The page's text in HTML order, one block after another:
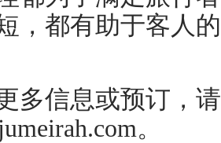
，都有助于客人
信息或预订，
。